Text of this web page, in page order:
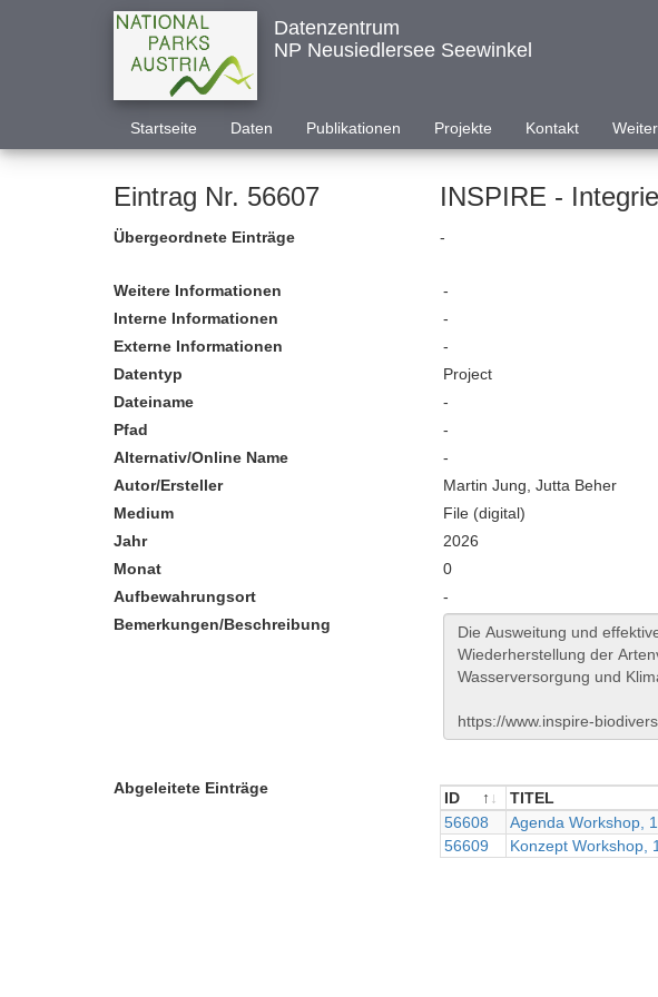
Datenzentrum
NP Neusiedlersee Seewinkel
Startseite Daten Publikationen Projekte Kontakt
Eintrag Nr. 56607 INSPIRE -
Übergeordnete Einträge -
Weitere Informationen
-
Interne Informationen
-
Externe Informationen
-
Datentyp
Project
Dateiname
-
Pfad
-
Alternativ/Online Name
-
Autor/Ersteller
Martin Jung, Jutta Beher
Medium
File (digital)
Jahr
2026
Monat
0
Aufbewahrungsort
-
Bemerkungen/Beschreibung
Abgeleitete Einträge
ID TITEL
ID
TITEL
56608 Agenda Workshop,
56609
Konzept Workshop,